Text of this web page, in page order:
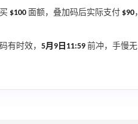
$100 面额，叠加码后实际支付 $90
有时效， 5月9日11:59 前冲，手慢无
闪促！入手明星同款服饰